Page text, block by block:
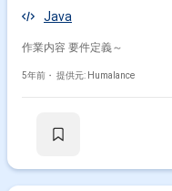
Java
作業内容 要件定義～
5年前・ 提供元: Humalance